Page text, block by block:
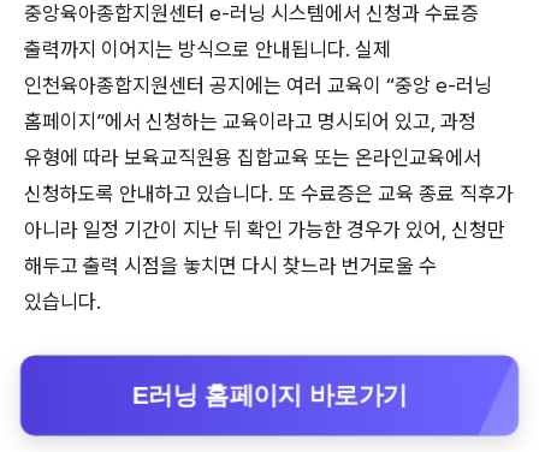
중앙육아종합지원센터 e-러닝 시스템에서 신청과 수료증
출력까지 이어지는 방식으로 안내됩니다. 실제
인천육아종합지원센터 공지에는 여러 교육이 “중앙 e-러닝
홈페이지”에서 신청하는 교육이라고 명시되어 있고, 과정
유형에 따라 보육교직원용 집합교육 또는 온라인교육에서
신청하도록 안내하고 있습니다. 또 수료증은 교육 종료 직후가
아니라 일정 기간이 지난 뒤 확인 가능한 경우가 있어, 신청만
해두고 출력 시점을 놓치면 다시 찾느라 번거로울 수
있습니다.
E러닝 홈페이지 바로가기